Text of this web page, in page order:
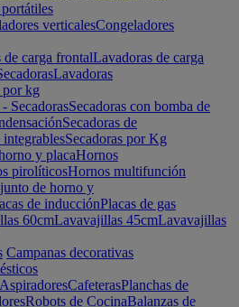
verticalesCongeladores
de carga frontalLavadoras de carga
Lavadoras
por kg
SecadorasSecadoras con bomba de
Secadoras de
integrablesSecadoras por Kg
y placaHornos
pirolíticosHornos multifunción
de horno y
de inducciónPlacas de gas
60cmLavavajillas 45cmLavavajillas
Campanas decorativas
AspiradoresCafeterasPlanchas de
Robots de CocinaBalanzas de